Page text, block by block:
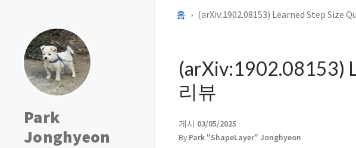
Park
Jonghyeon
홈 (arXiv:1902.08153) Learned Step Size
(arXiv:1902.08153)
리뷰
게시 03/05/2025
By Park "ShapeLayer" Jonghyeon